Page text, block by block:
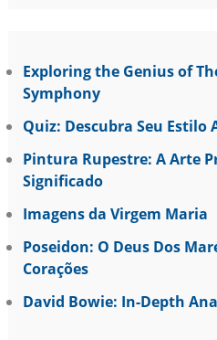
Exploring the Genius of
Symphony
Quiz: Descubra Seu Estilo
Pintura Rupestre: A Arte
Significado
Imagens da Virgem Maria
Poseidon: O Deus Dos
Corações
David Bowie: In-Depth